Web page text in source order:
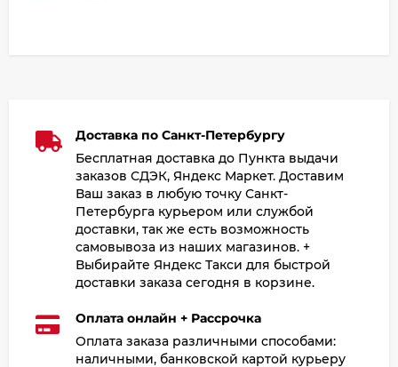
Доставка по Санкт-Петербургу
Бесплатная доставка до Пункта выдачи
заказов СДЭК, Яндекс Маркет. Доставим
Ваш заказ в любую точку Санкт-
Петербурга курьером или службой
доставки, так же есть возможность
самовывоза из наших магазинов. +
Выбирайте Яндекс Такси для быстрой
доставки заказа сегодня в корзине.
Оплата онлайн + Рассрочка
Оплата заказа различными способами:
наличными, банковской картой курьеру